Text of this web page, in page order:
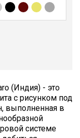
(Индия) - это
с рисунком под
выполненная в
системе